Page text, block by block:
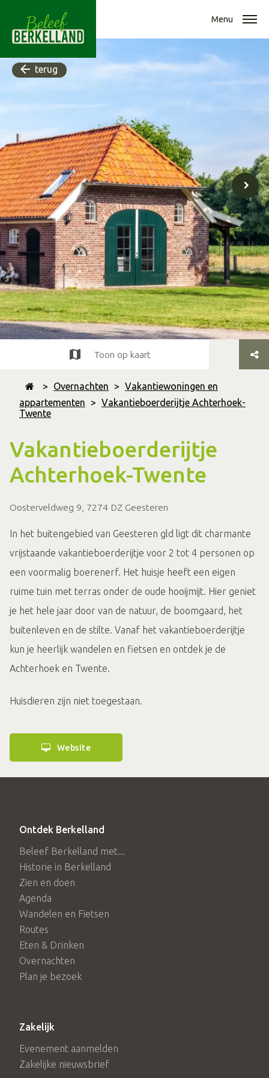
Menu
terug
> Overnachten > Vakantiewoningen en
appartementen > Vakantieboerderijtje Achterhoek-
Twente
Vakantieboerderijtje
Achterhoek-Twente
Oosterveldweg 9, 7274 DZ Geesteren
Toon op kaart
In het buitengebied van Geesteren gld ligt dit charmante
vrijstaande vakantieboerderijtje voor 2 tot 4 personen op
een voormalig boerenerf. Het huisje heeft een eigen
ruime tuin met terras onder de oude hooijmijt. Hier geniet
je het hele jaar door van de natuur, de boomgaard, het
buitenleven en de stilte. Vanaf het vakantieboerderijtje
kun je heerlijk wandelen en fietsen en ontdek je de
Achterhoek en Twente.
Huisdieren zijn niet toegestaan.
Website
Ontdek Berkelland
Beleef Berkelland met...
Historie in Berkelland
Zien en doen
Agenda
Wandelen en Fietsen
Routes
Eten & Drinken
Overnachten
Plan je bezoek
Zakelijk
Evenement aanmelden
Zakelijke nieuwsbrief